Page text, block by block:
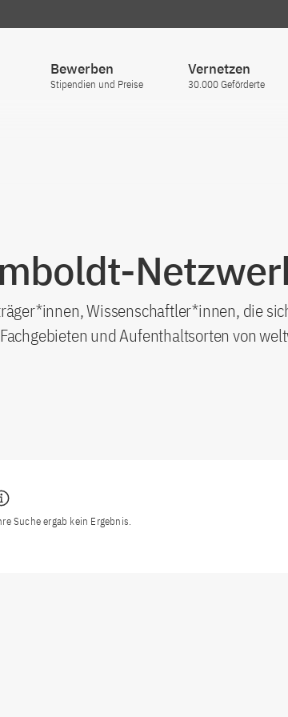
Bewerben
Stipendien und Preise
Vernetzen
30.000 Geförderte
Wissenschaftler*innen, die
und Aufenthaltsorten von
Suche ergab kein Ergebnis.